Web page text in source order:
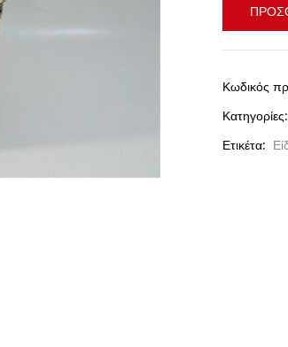
Κωδικός
Κατηγορίες:
Ετικέτα: